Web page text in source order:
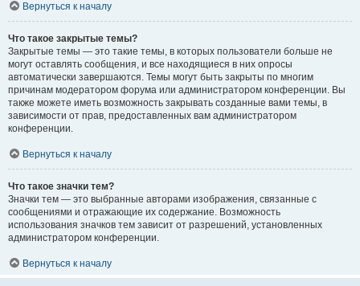
Вернуться к началу
Что такое закрытые темы?
Закрытые темы — это такие темы, в которых пользователи больше не
могут оставлять сообщения, и все находящиеся в них опросы
автоматически завершаются. Темы могут быть закрыты по многим
причинам модератором форума или администратором конференции. Вы
также можете иметь возможность закрывать созданные вами темы, в
зависимости от прав, предоставленных вам администратором
конференции.
Вернуться к началу
Что такое значки тем?
Значки тем — это выбранные авторами изображения, связанные с
сообщениями и отражающие их содержание. Возможность
использования значков тем зависит от разрешений, установленных
администратором конференции.
Вернуться к началу